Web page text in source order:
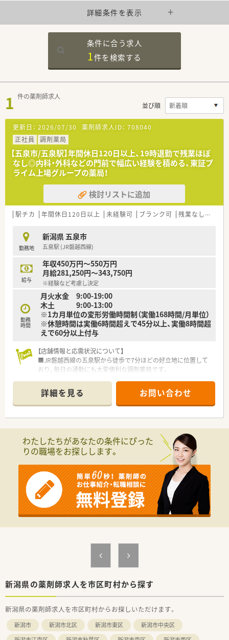
詳細条件を表示
条件に合う求人
1件を検索する
1 件の薬剤師求人
並び順
更新日： 2026/07/30 薬剤師求人ID： 708040
正社員
調剤薬局
【五泉市/五泉駅】年間休日120日以上、19時退勤で残業ほぼ
なし◎内科・外科などの門前で幅広い経験を積める、東証プ
ライム上場グループの薬局！
検討リストに追加
駅チカ 年間休日120日以上 未経験可 ブランク可 残業なし(ほぼなし含む)
勤務地
新潟県 五泉市
五泉駅 (JR磐越西線)
給与
年収450万円～550万円
月給281,250円～343,750円
※経験など考慮し決定
勤務
時間
月火水金 9:00-19:00
木土 9:00-13:00
※1カ月単位の変形労働時間制（実働168時間/月単位）
※休憩時間は実働6時間超えで45分以上、実働8時間超
えで60分以上付与
【店舗情報と応需状況について】
■JR磐越西線の五泉駅から徒歩で7分ほどの好立地に位置して
おり、毎日の通勤にも大変便利な調剤薬局です。
テーション科など幅広い処方箋を応需しています。
■1日平均80枚ほどの処方箋を、常勤の薬剤師3名という人員体
制で丁寧に対応しております。
■東証プライム上場企業である東邦ホールディングスのグルー
プ会社として、非常に安定した経営基盤を誇ります。
■全国に360店舗以上を展開する大手チェーンでありながら、各
店舗が地域に密着した個性的な店舗づくりを行っています。
■最新のICT導入や作業の機械化を積極的に推進し、薬剤師が対
人業務に専念できる環境整備に注力しています。
【求人情報について】
■年収はご経験やスキルを考慮の上、450万円から550万円の範
囲で決定され、年に1回の昇給と年2回の賞与があります。
■平日は19時までの開局となっており、残業もほぼないため、ワ
■水曜・日曜・祝日などがお休みのシフト制（配属店舗による）で、
年間休日120日以上とプライベートの時間も確保できます。
■19時退勤で残業がほぼなく、年間休日も120日以上あるため、
仕事とプライベートのバランスをしっかりと保ちたい方に最適
■内科・外科・消化器科などの門前薬局であるため、専門的な知識
を深め、薬剤師としてのスキルアップを図りたい方にお勧めで
す。
■東証プライム上場企業のグループ会社という安定した基盤の
詳細を見る お問い合わせ
わたしたちがあなたの条件にぴった
りの職場をお探しします。
新潟県の薬剤師求人を市区町村から探す
新潟県の薬剤師求人を市区町村からお探しいただけます。
新潟市 新潟市北区 新潟市東区
新潟市中央区